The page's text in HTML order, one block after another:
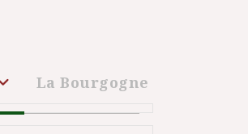
La Bourgogne